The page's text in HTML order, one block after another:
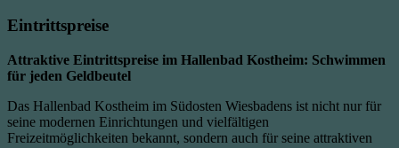
Eintrittspreise
Attraktive Eintrittspreise im Hallenbad Kostheim: Schwimmen
für jeden Geldbeutel
Das Hallenbad Kostheim im Südosten Wiesbadens ist nicht nur für
seine modernen Einrichtungen und vielfältigen
Freizeitmöglichkeiten bekannt, sondern auch für seine attraktiven